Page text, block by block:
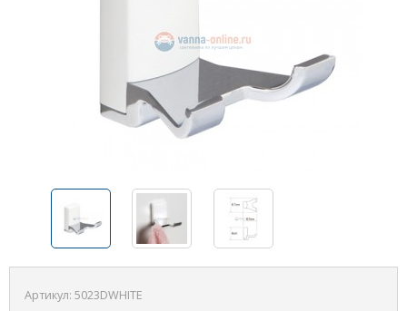
Артикул: 5023DWHITE